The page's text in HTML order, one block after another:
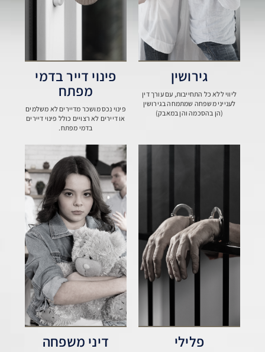
גירושין
ליווי ללא כל התחייבות, עם עורך דין
לענייני משפחה שמתמחה בגירושין
(הן בהסכמה והן במאבק)
פינוי דייר בדמי
מפתח
פינוי נכס מושכר מדיירים לא משלמים
או דיירים לא רצויים כולל פינוי דיירים
בדמי מפתח.
פלילי דיני משפחה